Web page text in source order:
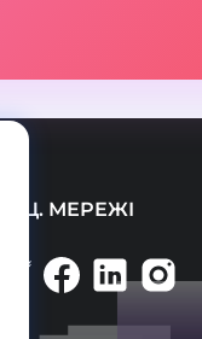
СОЦ. МЕРЕЖІ